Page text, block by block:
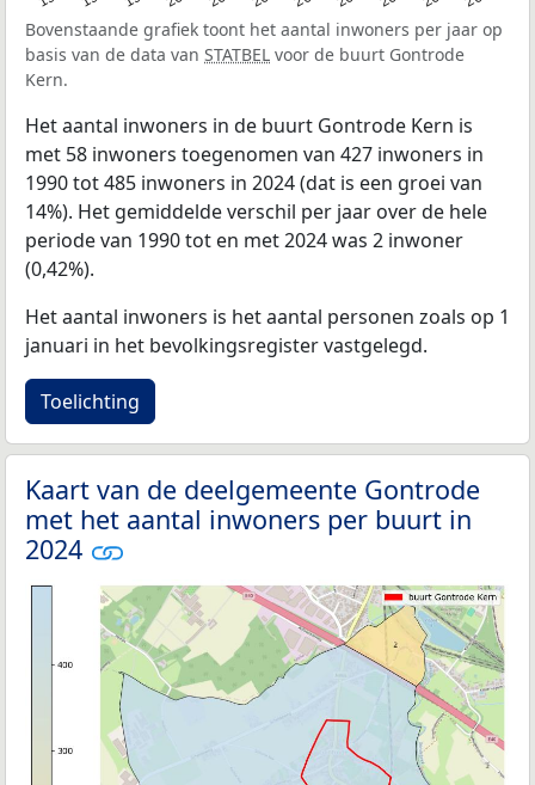
Bovenstaande grafiek toont het aantal inwoners per jaar op
basis van de data van STATBEL voor de buurt Gontrode
Kern.
Het aantal inwoners in de buurt Gontrode Kern is
met 58 inwoners toegenomen van 427 inwoners in
1990 tot 485 inwoners in 2024 (dat is een groei van
14%). Het gemiddelde verschil per jaar over de hele
periode van 1990 tot en met 2024 was 2 inwoner
(0,42%).
Het aantal inwoners is het aantal personen zoals op 1
januari in het bevolkingsregister vastgelegd.
Toelichting
Kaart van de deelgemeente Gontrode
met het aantal inwoners per buurt in
2024